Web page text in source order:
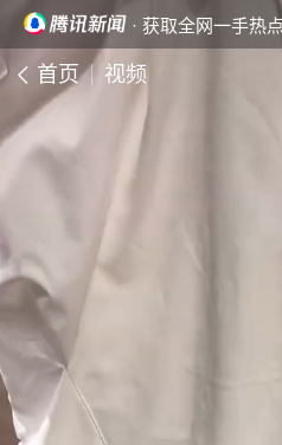
· 获取全网一手热点
首页 视频